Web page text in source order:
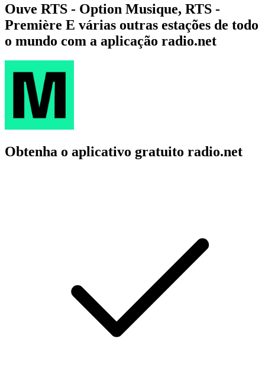
Ouve RTS - Option Musique, RTS -
Première E várias outras estações de todo
o mundo com a aplicação radio.net
Obtenha o aplicativo gratuito radio.net